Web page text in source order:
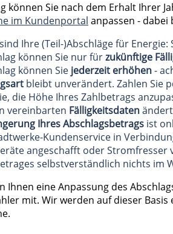
können Sie nach dem Erhalt Ihrer
im Kundenportal anpassen -
Ihre (Teil-)Abschläge für
können Sie nur fürzukünftige
können Sie jederzeit erhöhen-
bleibt unverändert. Zahlen Sie
die Höhe Ihres Zahlbetrags
vereinbarten Fälligkeitsdaten
Ihres Abschlagsbetrags ist
Kundenservice in
angeschafft oder Stromfresser
selbstverständlich nichts im
Ihnen eine Anpassung des
mit. Wir werden auf dieser